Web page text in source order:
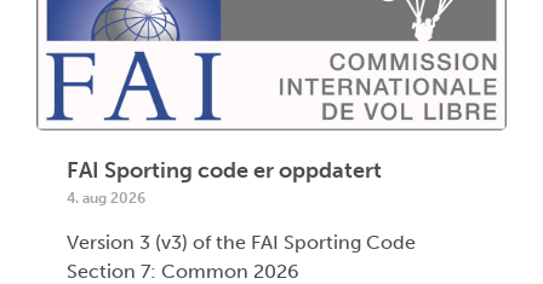
FAI Sporting code er oppdatert
4. aug 2026
Version 3 (v3) of the FAI Sporting Code
Section 7: Common 2026